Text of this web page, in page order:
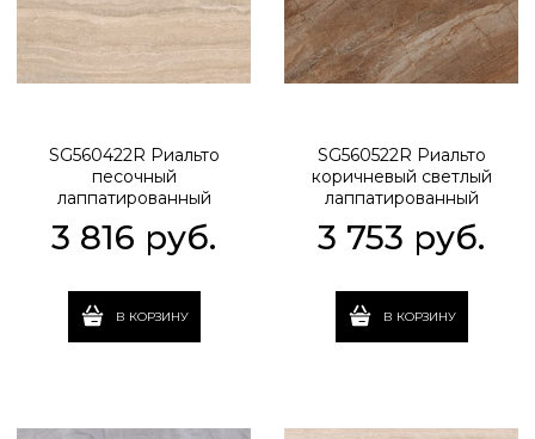
SG560422R Риальто
песочный
лаппатированный
обрезной 60x119,5x0,9
3 816 руб.
В КОРЗИНУ
SG560522R Риальто
коричневый светлый
лаппатированный
обрезной 60x119,5x0,9
3 753 руб.
В КОРЗИНУ